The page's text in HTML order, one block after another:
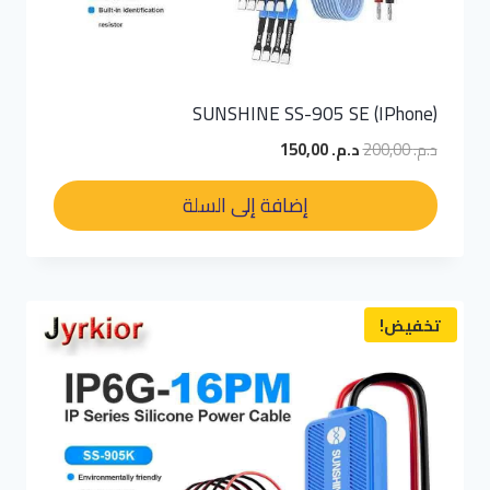
SUNSHINE SS-905 SE (IPhone)
د.م.200,00
السعر
الأصلي
د.م. 200,00.
د.م.150,00
الحالي
هو:
د.م. 150,00.
إضافة إلى السلة
تخفيض!